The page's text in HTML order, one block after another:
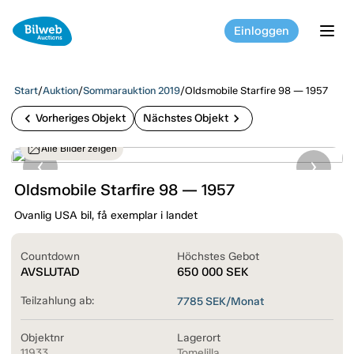
Einloggen
Start/Auktion/Sommarauktion 2019/Oldsmobile Starfire 98 — 1957
chevron_left Vorheriges Objekt Nächstes Objekt chevron_right
Alle Bilder zeigen
Oldsmobile Starfire 98 — 1957
Ovanlig USA bil, få exemplar i landet
Countdown
AVSLUTAD
Höchstes Gebot
650 000 SEK
Teilzahlung ab: 7785SEK/Monat
Objektnr
Lagerort